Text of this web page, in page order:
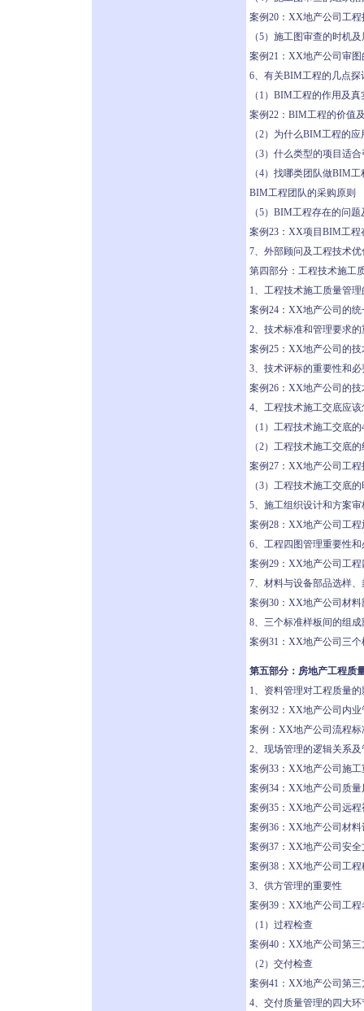
案例20：XX地产公司工
（5）施工图审查的时机
案例21：XX地产公司审
6、有关BIM工程的几点探
（1）BIM工程的作用及真
案例22：BIM工程的价值
（2）为什么BIM工程的
（3）什么类型的项目适
（4）找哪类团队做BIM工
BIM工程团队的采购原则
（5）BIM工程存在的问
案例23：XX项目BIM工程
7、外部顾问及工程技术
第四部分：工程技术施工
1、工程技术施工质量管
案例24：XX地产公司的
2、技术标准和管理要求
案例25：XX地产公司的
3、技术评标的重要性和
案例26：XX地产公司的
4、工程技术施工交底应
（1）工程技术施工交底
（2）工程技术施工交底
案例27：XX地产公司工
（3）工程技术施工交底
5、施工组织设计和方案
案例28：XX地产公司工
6、工程四图管理重要性
案例29：XX地产公司工程
7、材料与设备部品选样
案例30：XX地产公司材
8、三个标准样板间的组成
案例31：XX地产公司三个
第五部分：房地产工程质
1、资料管理对工程质量的
案例32：XX地产公司内业
案例：XX地产公司流程
2、现场管理的逻辑关系
案例33：XX地产公司施
案例34：XX地产公司质量
案例35：XX地产公司远
案例36：XX地产公司材
案例37：XX地产公司安
案例38：XX地产公司工程
3、供方管理的重要性
案例39：XX地产公司工程
（1）过程检查
案例40：XX地产公司第
（2）交付检查
案例41：XX地产公司第
4、交付质量管理的四大